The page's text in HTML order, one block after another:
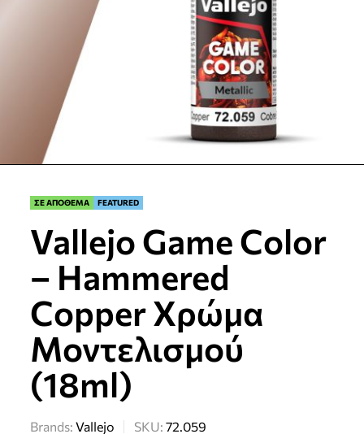
ΣΕ ΑΠΟΘΕΜΑ FEATURED
Vallejo Game Color
– Hammered
Copper Χρώμα
Μοντελισμού
(18ml)
Brands:Vallejo SKU:72.059